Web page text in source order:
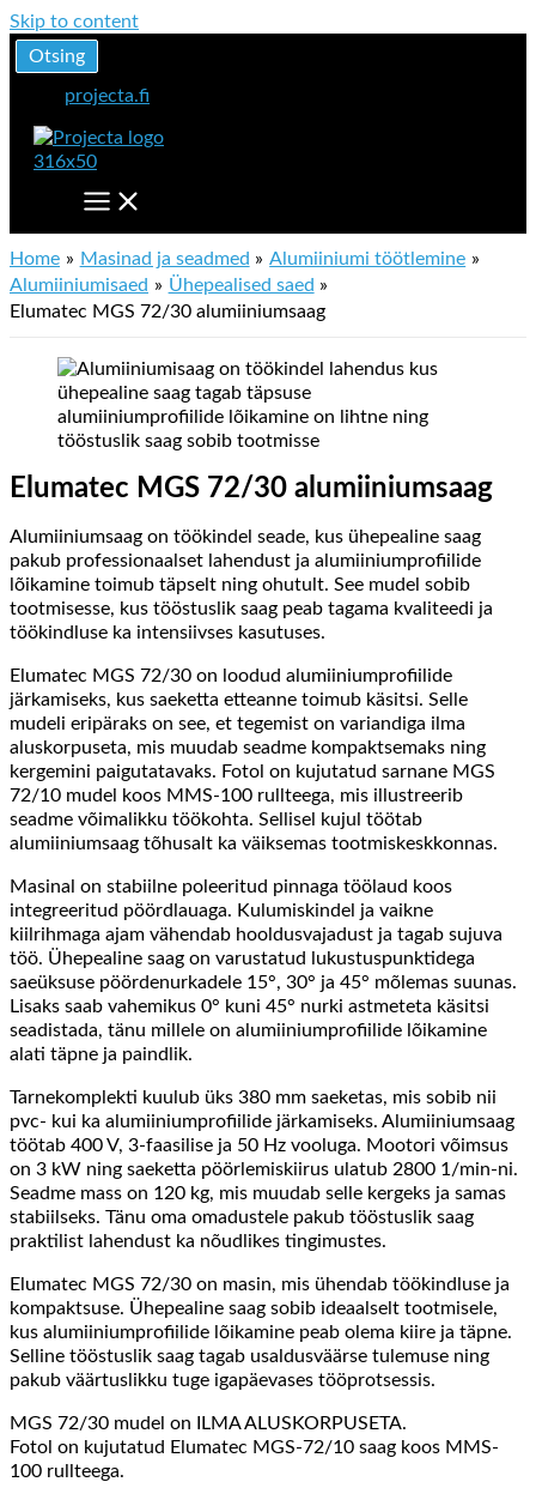
Skip to content
Otsing
projecta.fi
Home Masinad ja seadmed
Alumiiniumi töötlemine
Alumiiniumisaed
Ühepealised saed
Elumatec MGS 72/30 alumiiniumsaag
Elumatec MGS 72/30 alumiiniumsaag
Alumiiniumsaag on töökindel seade, kus ühepealine saag
pakub professionaalset lahendust ja alumiiniumprofiilide
lõikamine toimub täpselt ning ohutult. See mudel sobib
tootmisesse, kus tööstuslik saag peab tagama kvaliteedi ja
töökindluse ka intensiivses kasutuses.
Elumatec MGS 72/30 on loodud alumiiniumprofiilide
järkamiseks, kus saeketta etteanne toimub käsitsi. Selle
mudeli eripäraks on see, et tegemist on variandiga ilma
aluskorpuseta, mis muudab seadme kompaktsemaks ning
kergemini paigutatavaks. Fotol on kujutatud sarnane MGS
72/10 mudel koos MMS-100 rullteega, mis illustreerib
seadme võimalikku töökohta. Sellisel kujul töötab
alumiiniumsaag tõhusalt ka väiksemas tootmiskeskkonnas.
Masinal on stabiilne poleeritud pinnaga töölaud koos
integreeritud pöördlauaga. Kulumiskindel ja vaikne
kiilrihmaga ajam vähendab hooldusvajadust ja tagab sujuva
töö. Ühepealine saag on varustatud lukustuspunktidega
saeüksuse pöördenurkadele 15°, 30° ja 45° mõlemas suunas.
Lisaks saab vahemikus 0° kuni 45° nurki astmeteta käsitsi
seadistada, tänu millele on alumiiniumprofiilide lõikamine
alati täpne ja paindlik.
Tarnekomplekti kuulub üks 380 mm saeketas, mis sobib nii
pvc- kui ka alumiiniumprofiilide järkamiseks. Alumiiniumsaag
töötab 400 V, 3-faasilise ja 50 Hz vooluga. Mootori võimsus
on 3 kW ning saeketta pöörlemiskiirus ulatub 2800 1/min-ni.
Seadme mass on 120 kg, mis muudab selle kergeks ja samas
stabiilseks. Tänu oma omadustele pakub tööstuslik saag
praktilist lahendust ka nõudlikes tingimustes.
Elumatec MGS 72/30 on masin, mis ühendab töökindluse ja
kompaktsuse. Ühepealine saag sobib ideaalselt tootmisele,
kus alumiiniumprofiilide lõikamine peab olema kiire ja täpne.
Selline tööstuslik saag tagab usaldusväärse tulemuse ning
pakub väärtuslikku tuge igapäevases tööprotsessis.
MGS 72/30 mudel on ILMA ALUSKORPUSETA.
Fotol on kujutatud Elumatec MGS-72/10 saag koos MMS-
100 rullteega.